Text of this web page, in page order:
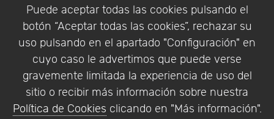
Puede aceptar todas las cookies pulsando el
botón “Aceptar todas las cookies”, rechazar su
uso pulsando en el apartado "Configuración" en
cuyo caso le advertimos que puede verse
gravemente limitada la experiencia de uso del
sitio o recibir más información sobre nuestra
Política de Cookies clicando en "Más información".
Empresa|Aviso Legal| Política de Privacidad |
Política de Cookies
© Copyright 1994 - 2026. Addlink Software